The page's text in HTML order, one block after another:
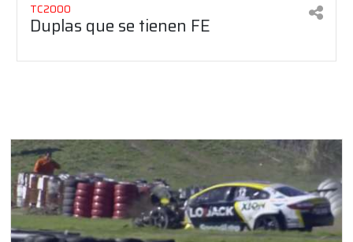
TC2000
Duplas que se tienen FE